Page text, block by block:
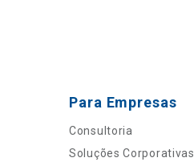
Para Empresas
Consultoria
Soluções Corporativas